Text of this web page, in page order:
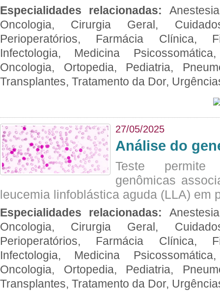
Especialidades relacionadas:
Oncologia, Cirurgia Geral,
Perioperatórios, Farmácia Clínica,
Infectologia, Medicina
Oncologia, Ortopedia, Pediatria,
Transplantes, Tratamento da Dor,
27/05/2025
Análise do
Teste permite
genômicas
leucemia linfoblástica aguda (LLA) em
Especialidades relacionadas:
Oncologia, Cirurgia Geral,
Perioperatórios, Farmácia Clínica,
Infectologia, Medicina
Oncologia, Ortopedia, Pediatria,
Transplantes, Tratamento da Dor,